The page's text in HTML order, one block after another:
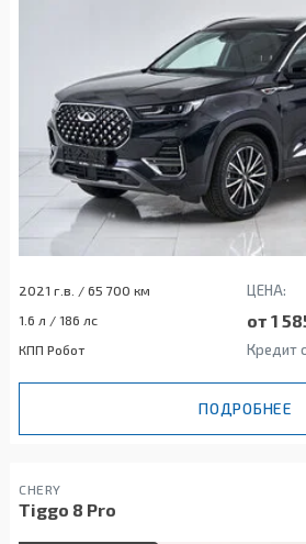
2021 г.в. / 65 700 км ЦЕНА:
1.6 л / 186 лс от 1
КПП Робот Кредит
ПОДРОБНЕЕ
CHERY
Tiggo 8 Pro